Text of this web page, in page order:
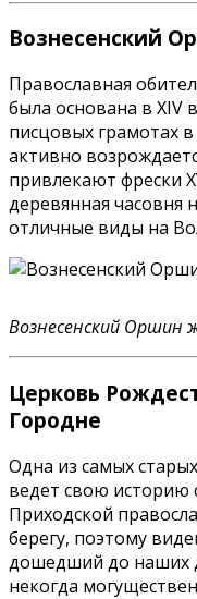
Вознесенский
Православная
была основана в XIV
писцовых грамотах
активно
привлекают фрески
деревянная часовня
отличные виды на
Вознесенский Оршин
Церковь
Городне
Одна из самых
ведет свою историю
Приходской
берегу, поэтому
дошедший до наших
некогда